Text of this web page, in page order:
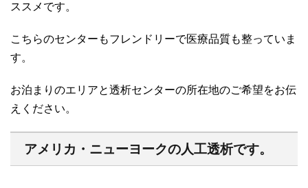
ススメです。
こちらのセンターもフレンドリーで医療品質も整っていま
す。
お泊まりのエリアと透析センターの所在地のご希望をお伝
えください。
アメリカ・ニューヨークの人工透析です。